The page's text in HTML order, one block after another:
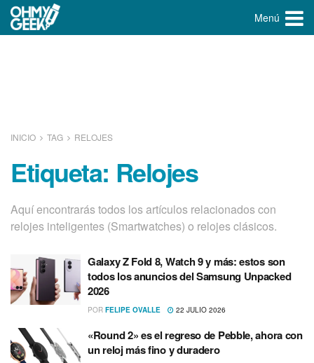
Menú
INICIO TAG RELOJES
Etiqueta: Relojes
Aquí­ encontrarás todos los artí­culos relacionados con
relojes inteligentes (Smartwatches) o relojes clásicos.
Galaxy Z Fold 8, Watch 9 y más: estos son
todos los anuncios del Samsung Unpacked
2026
POR FELIPE OVALLE 22 JULIO 2026
«Round 2» es el regreso de Pebble, ahora con
un reloj más fino y duradero